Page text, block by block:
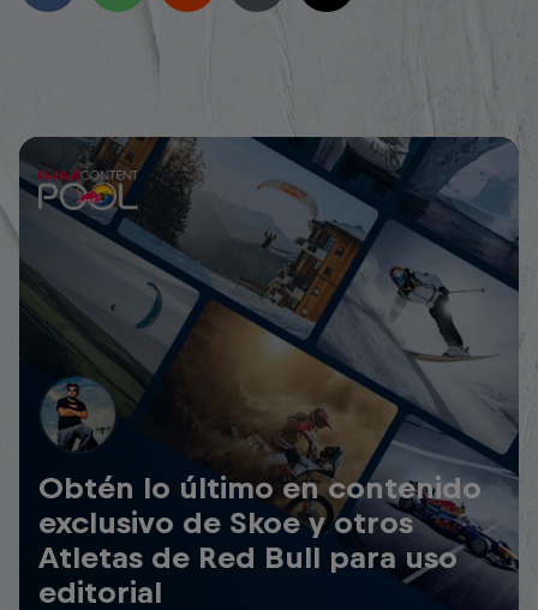
Obtén lo último en contenido
exclusivo de Skoe y otros
Atletas de Red Bull para uso
editorial